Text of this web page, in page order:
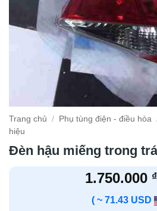
Trang chủ / Phụ tùng điện - điều hòa
hiệu
Đèn hậu miếng trong
1.750.000 ₫
( ~ 71.43 USD